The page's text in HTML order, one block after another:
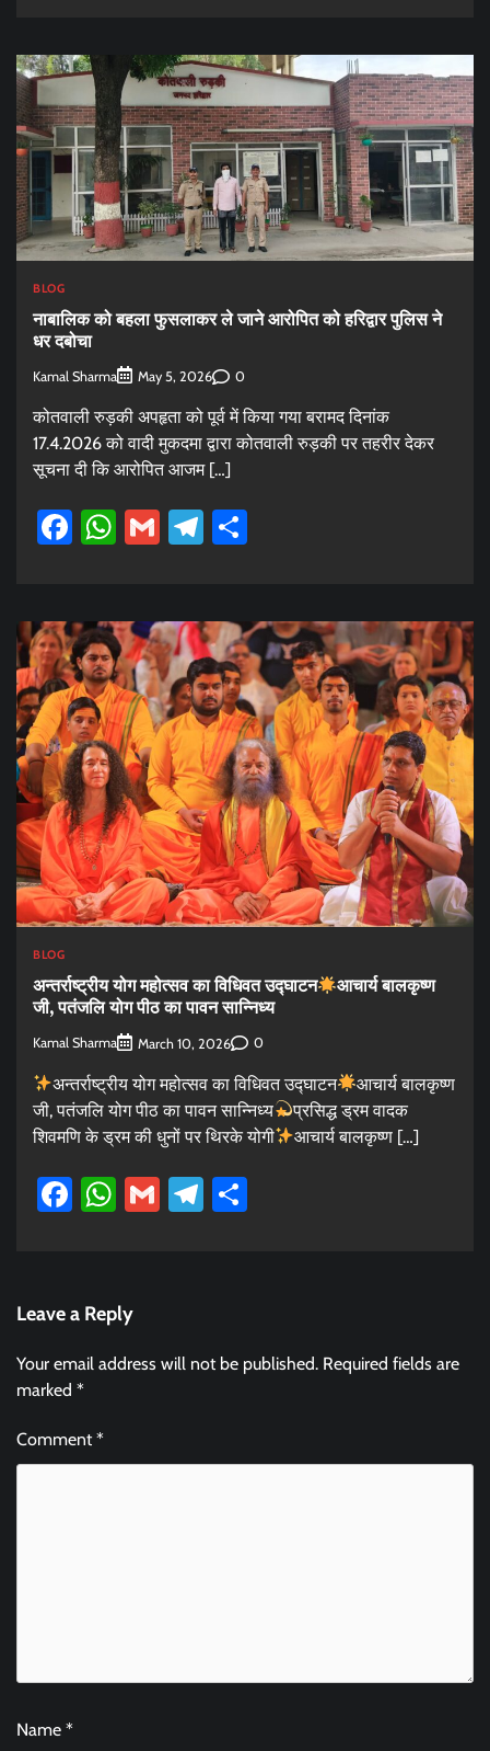
BLOG
नाबालिक को बहला फुसलाकर ले जाने आरोपित को हरिद्वार पुलिस ने
धर दबोचा
Kamal Sharma May 5, 2026 0
कोतवाली रुड़की अपहृता को पूर्व में किया गया बरामद दिनांक
17.4.2026 को वादी मुकदमा द्वारा कोतवाली रुड़की पर तहरीर देकर
सूचना दी कि आरोपित आजम […]
Facebook
WhatsApp
GmailTelegram
BLOG
अन्तर्राष्ट्रीय योग महोत्सव का विधिवत उद्घाटन
आचार्य बालकृष्ण
जी, पतंजलि योग पीठ का पावन सान्निध्य
Kamal Sharma March 10, 2026 0
अन्तर्राष्ट्रीय योग महोत्सव का विधिवत उद्घाटन
आचार्य बालकृष्ण
जी, पतंजलि योग पीठ का पावन सान्निध्य
प्रसिद्ध ड्रम वादक
शिवमणि के ड्रम की धुनों पर थिरके योगी
आचार्य बालकृष्ण […]
Facebook
WhatsApp
GmailTelegram
Leave a Reply
Your email address will not be published. Required fields are
marked *
Comment*
Name *